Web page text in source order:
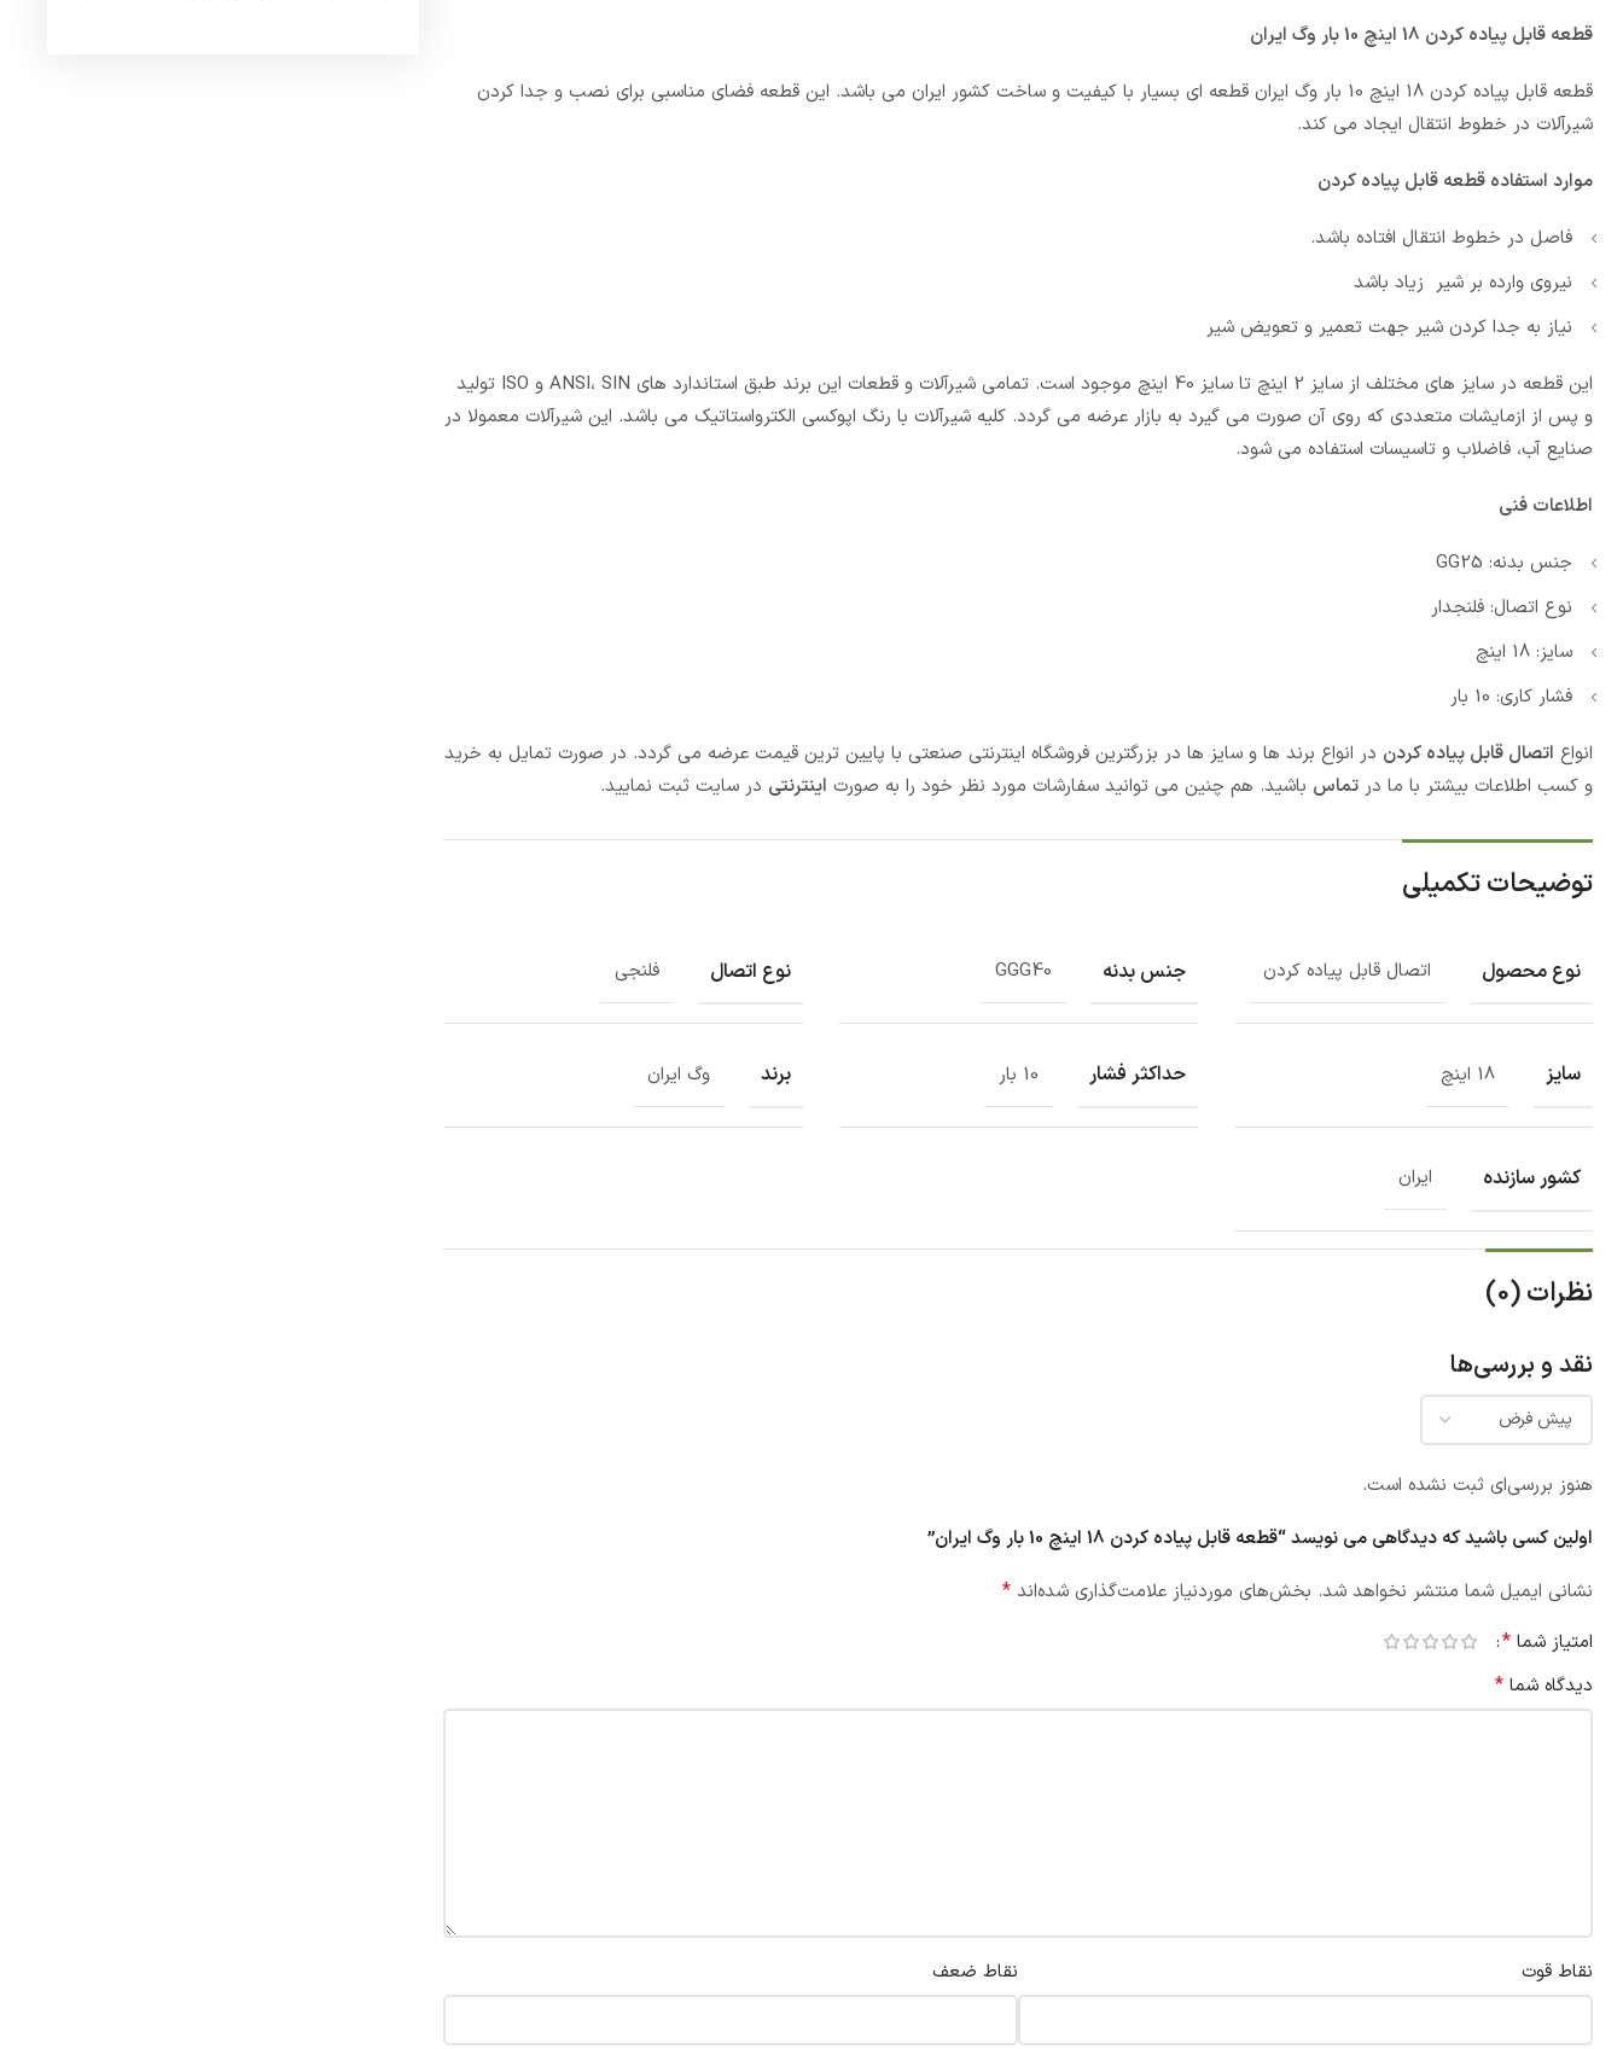
قطعه قابل پیاده کردن 18 اینچ 10 بار وگ ایران
قطعه قابل پیاده کردن 18 اینچ 10 بار وگ ایران قطعه ای بسیار با کیفیت و ساخت کشور ایران می باشد. این قطعه فضای مناسبی برای نصب و جدا کردن
شیرآلات در خطوط انتقال ایجاد می کند.
موارد استفاده قطعه قابل پیاده کردن
فاصل در خطوط انتقال افتاده باشد.
نیروی وارده بر شیر زیاد باشد
نیاز به جدا کردن شیر جهت تعمیر و تعویض شیر
این قطعه در سایز های مختلف از سایز 2 اینچ تا سایز 40 اینچ موجود است. تمامی شیرآلات و قطعات این برند طبق استاندارد های ANSI، SIN و ISO تولید
و پس از ازمایشات متعددی که روی آن صورت می گیرد به بازار عرضه می گردد. کلیه شیرآلات با رنگ اپوکسی الکترواستاتیک می باشد. این شیرآلات معمولا در
صنایع آب، فاضلاب و تاسیسات استفاده می شود.
اطلاعات فنی
جنس بدنه: GG25
نوع اتصال: فلنجدار
سایز: 18 اینچ
فشار کاری: 10 بار
انواع اتصال قابل پیاده کردن در انواع برند ها و سایز ها در بزرگترین فروشگاه اینترنتی صنعتی با پایین ترین قیمت عرضه می گردد. در صورت تمایل به خرید
و کسب اطلاعات بیشتر با ما در تماس باشید. هم چنین می توانید سفارشات مورد نظر خود را به صورت اینترنتی در سایت ثبت نمایید.
توضیحات تکمیلی
نوع محصول اتصال قابل پیاده کردن جنس بدنه GGG40 نوع اتصال فلنجی
سایز 18 اینچ حداکثر فشار 10 بار برند وگ ایران
کشور سازنده ایران
نظرات (0)
نقد و بررسی‌ها
هنوز بررسی‌ای ثبت نشده است.
اولین کسی باشید که دیدگاهی می نویسد “قطعه قابل پیاده کردن 18 اینچ 10 بار وگ ایران”
نشانی ایمیل شما منتشر نخواهد شد. بخش‌های موردنیاز علامت‌گذاری شده‌اند *
امتیاز شما *
دیدگاه شما *
نقاط قوت نقاط ضعف